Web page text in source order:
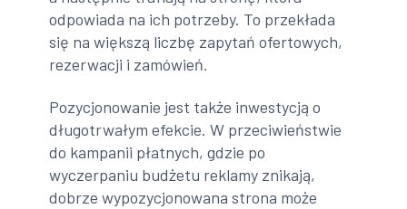
odpowiada na ich potrzeby. To przekłada
się na większą liczbę zapytań ofertowych,
rezerwacji i zamówień.
Pozycjonowanie jest także inwestycją o
długotrwałym efekcie. W przeciwieństwie
do kampanii płatnych, gdzie po
wyczerpaniu budżetu reklamy znikają,
dobrze wypozycjonowana strona może